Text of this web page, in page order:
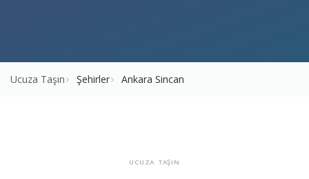
Ucuza Taşın Şehirler Ankara Sincan
UCUZA TAŞIN